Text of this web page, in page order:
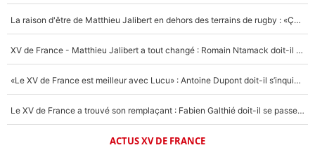
La raison d'être de Matthieu Jalibert en dehors des terrains de rugby : «Ça m'atteint autant que si tu touches à un membre de ma famille»
XV de France - Matthieu Jalibert a tout changé : Romain Ntamack doit-il s’inquiéter pour sa place à un an de la Coupe du monde ?
«Le XV de France est meilleur avec Lucu» : Antoine Dupont doit-il s’inquiéter pour sa place ?
Le XV de France a trouvé son remplaçant : Fabien Galthié doit-il se passer d'Antoine Dupont ?
ACTUS XV DE FRANCE